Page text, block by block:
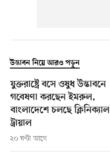
উদ্ভাবন নিয়ে আরও পড়ুন
যুক্তরাষ্ট্রে বসে ওষুধ উদ্ভাবনে
গবেষণা করছেন ইমরুল,
বাংলাদেশে চলছে ক্লিনিক্যাল
ট্রায়াল
২০ ঘণ্টা আগে